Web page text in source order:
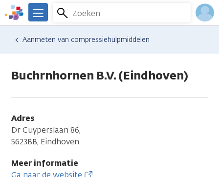
Overslaan
en
naar
We
er
Kanker.nl
Zoeken
Menu
Hulp en ondersteuning
Vind hulp bij kanker
Aanmeten van compressiehulpmiddelen
Buchrnhornen B.V. (Eindhoven)
Adres
Dr Cuyperslaan 86,
5623BB, Eindhoven
Meer informatie
Ga naar de website